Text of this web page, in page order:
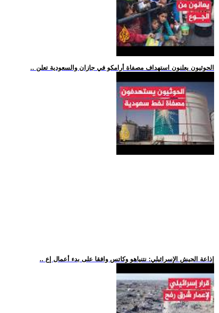
.. الحوثيون يعلنون استهداف مصفاة أرامكو في جازان والسعودية تعلن
.. إذاعة الجيش الإسرائيلي: نتنياهو وكاتس وافقا على بدء أعمال إع